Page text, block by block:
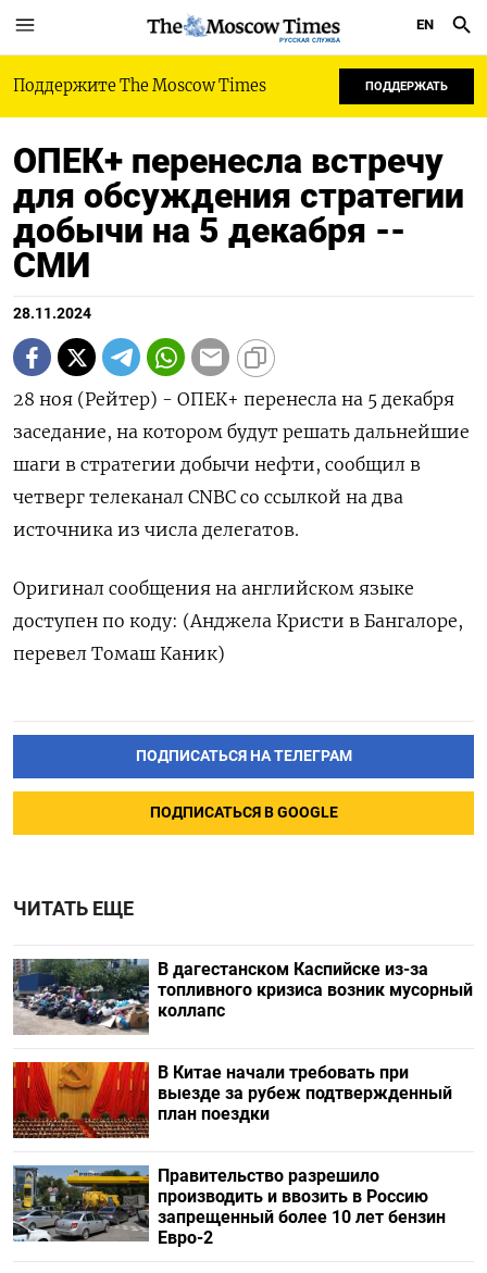
РУССКАЯ СЛУЖБА
EN
Поддержите The Moscow Times ПОДДЕРЖАТЬ
ОПЕК+ перенесла встречу
для обсуждения стратегии
добычи на 5 декабря --
СМИ
28.11.2024
28 ноя (Рейтер) - ОПЕК+ перенесла на 5 декабря
заседание, на котором будут решать дальнейшие
шаги в стратегии добычи нефти, сообщил в
четверг телеканал CNBC со ссылкой на два
источника из числа делегатов.
Оригинал сообщения на английском языке
доступен по коду: (Анджела Кристи в Бангалоре,
перевел Томаш Каник)
ПОДПИСАТЬСЯ НА ТЕЛЕГРАМ
ПОДПИСАТЬСЯ В GOOGLE
ЧИТАТЬ ЕЩЕ
В дагестанском Каспийске из-за
топливного кризиса возник мусорный
коллапс
В Китае начали требовать при
выезде за рубеж подтвержденный
план поездки
Правительство разрешило
производить и ввозить в Россию
запрещенный более 10 лет бензин
Евро-2